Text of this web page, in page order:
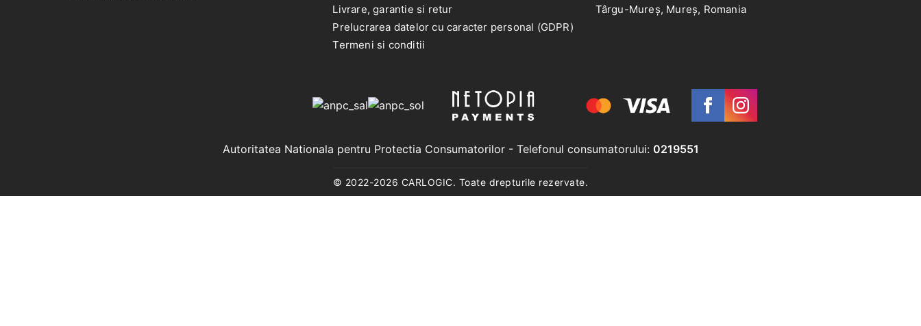
Livrare, garantie si retur
Prelucrarea datelor cu caracter personal (GDPR)
Termeni si conditii
Târgu-Mureș, Mureș, Romania
Autoritatea Nationala pentru Protectia Consumatorilor- Telefonul consumatorului: 0219551
© 2022-2026 CARLOGIC. Toate drepturile rezervate.